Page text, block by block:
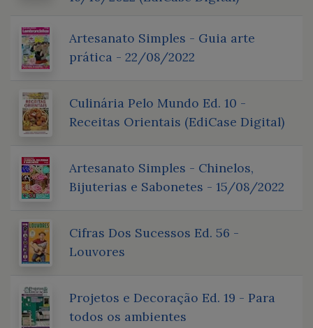
Artesanato Simples - Guia arte
prática - 22/08/2022
Culinária Pelo Mundo Ed. 10 -
Receitas Orientais (EdiCase Digital)
Artesanato Simples - Chinelos,
Bijuterias e Sabonetes - 15/08/2022
Cifras Dos Sucessos Ed. 56 -
Louvores
Projetos e Decoração Ed. 19 - Para
todos os ambientes